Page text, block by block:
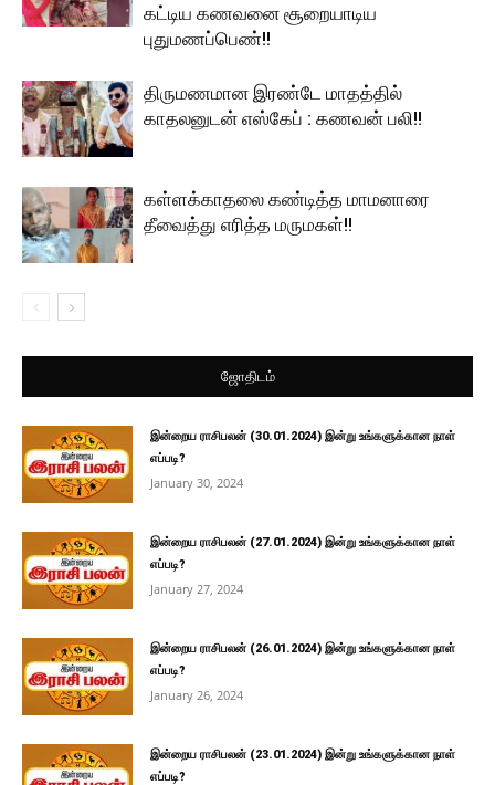
கட்டிய கணவனை சூறையாடிய
புதுமணப்பெண்!!
திருமணமான இரண்டே மாதத்தில்
காதலனுடன் எஸ்கேப் : கணவன் பலி!!
கள்ளக்காதலை கண்டித்த மாமனாரை
தீவைத்து எரித்த மருமகள்!!
ஜோதிடம்
இன்றைய ராசிபலன் (30.01.2024) இன்று உங்களுக்கான நாள்
எப்படி?
January 30, 2024
இன்றைய ராசிபலன் (27.01.2024) இன்று உங்களுக்கான நாள்
எப்படி?
January 27, 2024
இன்றைய ராசிபலன் (26.01.2024) இன்று உங்களுக்கான நாள்
எப்படி?
January 26, 2024
இன்றைய ராசிபலன் (23.01.2024) இன்று உங்களுக்கான நாள்
எப்படி?